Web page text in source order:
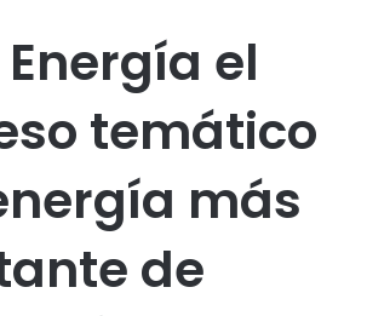
el
temático
más
de